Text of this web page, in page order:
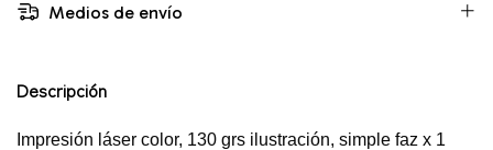
Medios de envío
Descripción
Impresión láser color, 130 grs ilustración, simple faz x 1